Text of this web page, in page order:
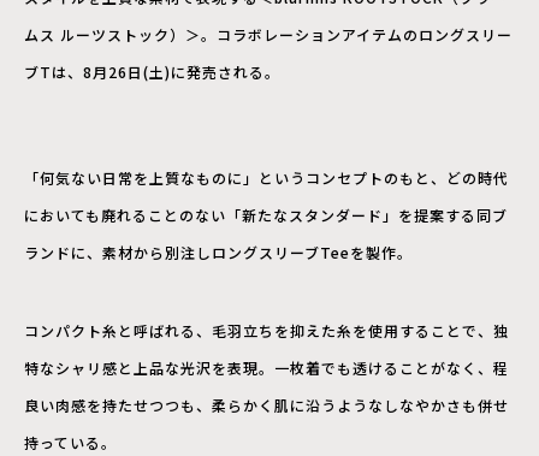
ムス ルーツストック）＞。コラボレーションアイテムのロングスリー
ブTは、8月26日(土)に発売される。
「何気ない日常を上質なものに」というコンセプトのもと、どの時代
においても廃れることのない「新たなスタンダード」を提案する同ブ
ランドに、素材から別注しロングスリーブTeeを製作。
コンパクト糸と呼ばれる、毛羽立ちを抑えた糸を使用することで、独
特なシャリ感と上品な光沢を表現。一枚着でも透けることがなく、程
良い肉感を持たせつつも、柔らかく肌に沿うようなしなやかさも併せ
持っている。